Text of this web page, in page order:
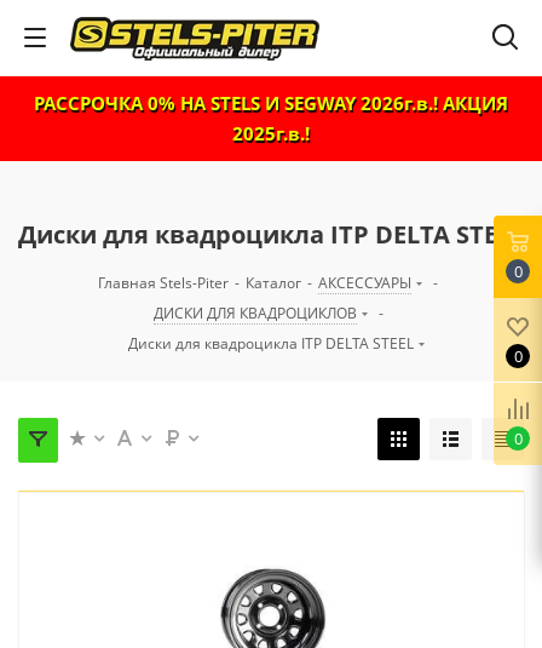
РАССРОЧКА 0% НА STELS И SEGWAY 2026г.в.! АКЦИЯ
2025г.в.!
Диски для квадроцикла ITP DELTA STEEL
Главная Stels-Piter - Каталог - АКСЕССУАРЫ
-
ДИСКИ ДЛЯ КВАДРОЦИКЛОВ
-
Диски для квадроцикла ITP DELTA STEEL
0
0
0